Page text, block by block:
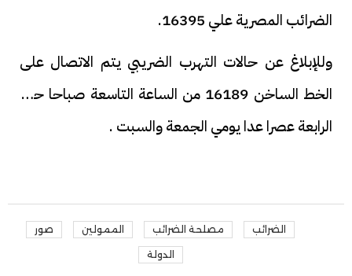
الضرائب المصرية علي 16395.
وللإبلاغ عن حالات التهرب الضريبي يتم الاتصال على
الخط الساخن 16189 من الساعة التاسعة صباحا حتى
الرابعة عصرا عدا يومي الجمعة والسبت .
الضرائب مصلحة الضرائب الممولين صور
الدولة